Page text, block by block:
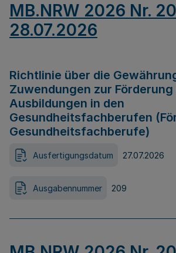
MB.NRW 2026 Nr.
28.07.2026
Richtlinie über die
Zuwendungen zur Förderung
Ausbildungen in den
Gesundheitsfachberufen
Gesundheitsfachberufe)
Ausfertigungsdatum 27.07.2026
Ausgabennummer 209